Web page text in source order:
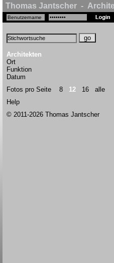
Thomas Jantscher -
Architekten
Ort
Funktion
Datum
Fotos pro Seite 8 12 16
alle
Help
© 2011-2026 Thomas Jantscher